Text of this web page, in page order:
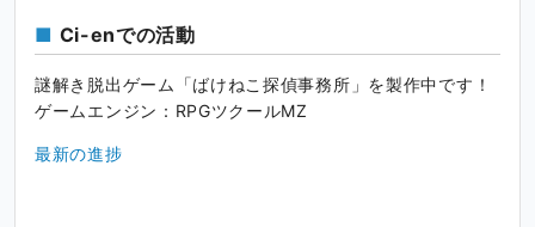
Ci-enでの活動
謎解き脱出ゲーム「ばけねこ探偵事務所」を製作中です！
ゲームエンジン：RPGツクールMZ
最新の進捗